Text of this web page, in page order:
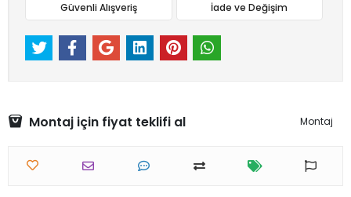
Güvenli Alışveriş İade ve Değişim
Montaj için fiyat teklifi al Montaj